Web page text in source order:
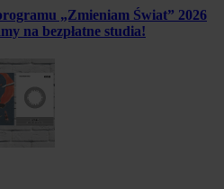
„Zmieniam Świat” 2026
na bezpłatne studia!